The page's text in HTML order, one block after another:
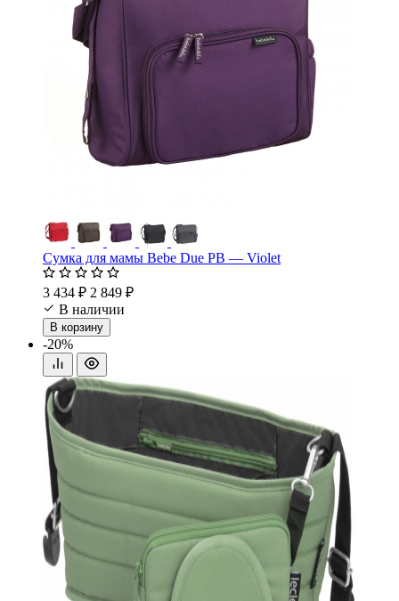
Сумка для мамы Bebe Due PB — Violet
3 434 ₽ 2 849 ₽
В наличии
В корзину
-20%